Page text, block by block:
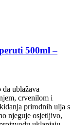
500ml –
ublažava
crvenilom i
prirodnih ulja s
njeguje osjetljivo,